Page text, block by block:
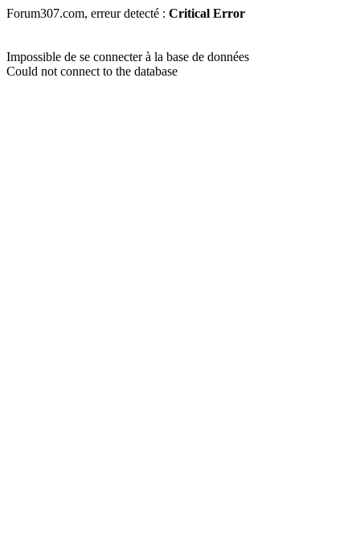
Forum307.com, erreur detecté : Critical Error
Impossible de se connecter à la base de données
Could not connect to the database